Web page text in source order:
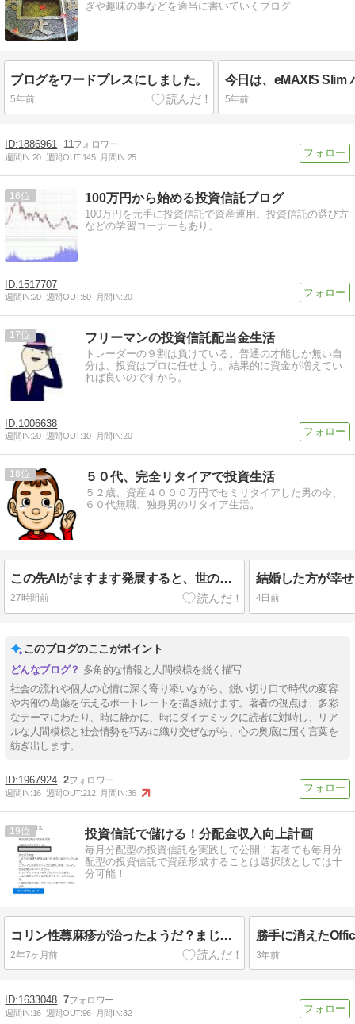
ぎや趣味の事などを適当に書いていくブログ
ブログをワードプレスにしました。
5年前 5年前
1886961 11
週間IN:20 週間OUT:145 月間IN:25
16 100万円から始める投資信託ブログ
100万円を元手に投資信託で資産運用。投資信託の選び方
などの学習コーナーもあり。
1517707
週間IN:20 週間OUT:50 月間IN:20
17 フリーマンの投資信託配当金生活
トレーダーの９割は負けている。普通の才能しか無い自
分は、投資はプロに任せよう。結果的に資金が増えてい
れば良いのですから。
1006638
週間IN:20 週間OUT:10 月間IN:20
18 ５０代、完全リタイアで投資生活
５２歳、資産４０００万円でセミリタイアした男の今、
６０代無職、独身男のリタイア生活。
この先AIがますます発展すると、世の中はどうなるか
27時間前
結婚した方が幸
4日前
このブログのここがポイント
多角的な情報と人間模様を鋭く描写
社会の流れや個人の心情に深く寄り添いながら、鋭い切り口で時代の変容
や内部の葛藤を伝えるポートレートを描き続けます。著者の視点は、多彩
なテーマにわたり、時に静かに、時にダイナミックに読者に対峙し、リア
ルな人間模様と社会情勢を巧みに織り交ぜながら、心の奥底に届く言葉を
紡ぎ出します。
1967924 2
週間IN:16 週間OUT:212 月間IN:36
19 投資信託で儲ける！分配金収入向上計画
毎月分配型の投資信託を実践して公開！若者でも毎月分
配型の投資信託で資産形成することは選択肢としては十
分可能！
コリン性蕁麻疹が治ったようだ？まじ奇跡ｗ
2年7ヶ月前
勝手に消えた
3年前
1633048 7
週間IN:16 週間OUT:96 月間IN:32